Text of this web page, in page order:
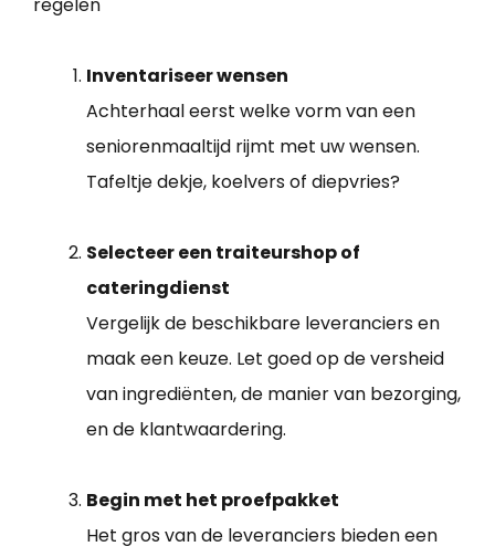
regelen
Inventariseer wensen
Achterhaal eerst welke vorm van een
seniorenmaaltijd rijmt met uw wensen.
Tafeltje dekje, koelvers of diepvries?
Selecteer een traiteurshop of
cateringdienst
Vergelijk de beschikbare leveranciers en
maak een keuze. Let goed op de versheid
van ingrediënten, de manier van bezorging,
en de klantwaardering.
Begin met het proefpakket
Het gros van de leveranciers bieden een